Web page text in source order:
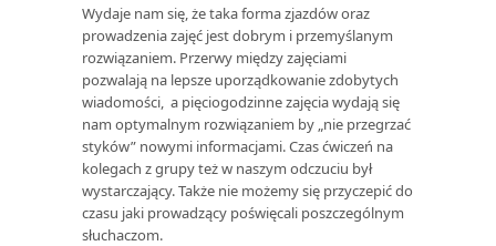
Wydaje nam się, że taka forma zjazdów oraz
prowadzenia zajęć jest dobrym i przemyślanym
rozwiązaniem. Przerwy między zajęciami
pozwalają na lepsze uporządkowanie zdobytych
wiadomości, a pięciogodzinne zajęcia wydają się
nam optymalnym rozwiązaniem by „nie przegrzać
styków” nowymi informacjami. Czas ćwiczeń na
kolegach z grupy też w naszym odczuciu był
wystarczający. Także nie możemy się przyczepić do
czasu jaki prowadzący poświęcali poszczególnym
słuchaczom.